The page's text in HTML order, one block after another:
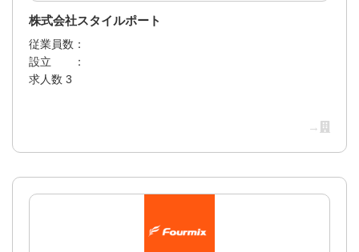
株式会社スタイルポート
従業員数：
設立 ：
求人数 3
→